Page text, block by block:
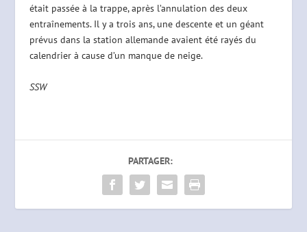
était passée à la trappe, après l’annulation des deux
entraînements. Il y a trois ans, une descente et un géant
prévus dans la station allemande avaient été rayés du
calendrier à cause d’un manque de neige.
SSW
PARTAGER: